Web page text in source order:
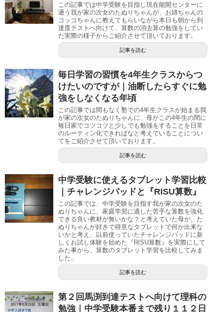
この記事では中学受験を目指し現在能開センターに
通う我が家の次女のたぬりちゃんが、お姉ちゃんの
コッコちゃんに教えてもらいながら本日も朝から到
達度テストへ向けて、算数の消去算の勉強をしてい
た実際の様子からご紹介させて頂いております。
記事を読む
毎日学習の習慣を4年生クラスからつ
けたいのですが｜油断したらすぐに勉
強をしなくなる年頃
この記事では間もなく塾での4年生クラスが始まる我
が家の次女のたぬりちゃんに、母がこの4年生の間に
毎日家でコツコツと少しでも勉強をすることを日常
のルーティン化できればなと考えていることについ
てをご紹介させて頂いております。
記事を読む
中学受験に使えるタブレット学習比較
｜チャレンジパッドと『RISU算数』
この記事では、中学受験を目指す我が家の次女のた
ぬりちゃんに、家庭学習に適した苦手な算数を強化
できる良い教材が無いかな？と考えていた母が、た
ぬりちゃんが好きで得意なタブレットで何か出来な
いかと考え、以前使っていたチャレンジパッドに新
しくお試し体験を始めた『RISU算数』を実際にして
みた事から、算数のタブレット学習を比較してみま
した。
記事を読む
第２回馬渕到達テストへ向けて理科の
勉強｜中学受験本番まで残り１１２日